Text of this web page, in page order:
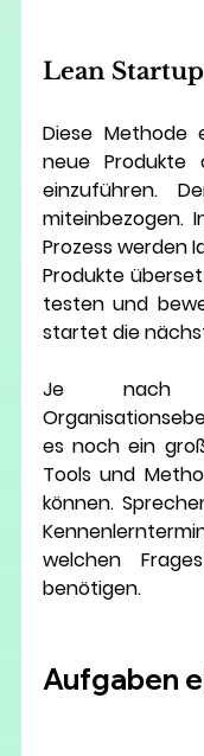
Lean Startup
Diese Methode
neue Produkte
einzuführen.
miteinbezogen.
Prozess werden
Produkte
testen und
startet die
Je nach
es noch ein
Tools und
können.
welchen
benötigen.
Aufgaben